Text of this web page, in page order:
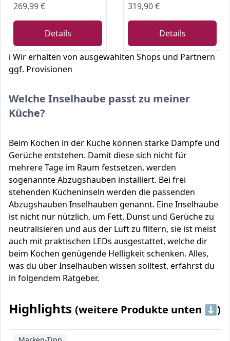
269,99 €
Details
319,90 €
Details
ℹ️ Wir erhalten von ausgewählten Shops und Partnern
ggf. Provisionen
Welche Inselhaube passt zu meiner
Küche?
Beim Kochen in der Küche können starke Dämpfe und
Gerüche entstehen. Damit diese sich nicht für
mehrere Tage im Raum festsetzen, werden
sogenannte Abzugshauben installiert. Bei frei
stehenden Kücheninseln werden die passenden
Abzugshauben Inselhauben genannt. Eine Inselhaube
ist nicht nur nützlich, um Fett, Dunst und Gerüche zu
neutralisieren und aus der Luft zu filtern, sie ist meist
auch mit praktischen LEDs ausgestattet, welche dir
beim Kochen genügende Helligkeit schenken. Alles,
was du über Inselhauben wissen solltest, erfährst du
in folgendem Ratgeber.
Highlights (weitere Produkte unten ⬇️)